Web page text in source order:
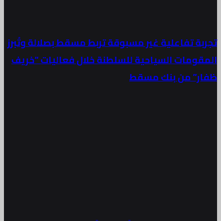
تفاعلية غير مسبوقة تربط مسقط بصلالة وتُبرز
السياحية للسلطنة خلال فعاليات “خريف
من بنك مسقط